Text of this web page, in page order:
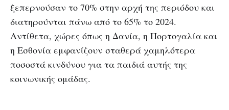
ξεπερνούσαν το 70% στην αρχή της περιόδου και
διατηρούνται πάνω από το 65% το 2024.
Αντίθετα, χώρες όπως η Δανία, η Πορτογαλία και
η Εσθονία εμφανίζουν σταθερά χαμηλότερα
ποσοστά κινδύνου για τα παιδιά αυτής της
κοινωνικής ομάδας.